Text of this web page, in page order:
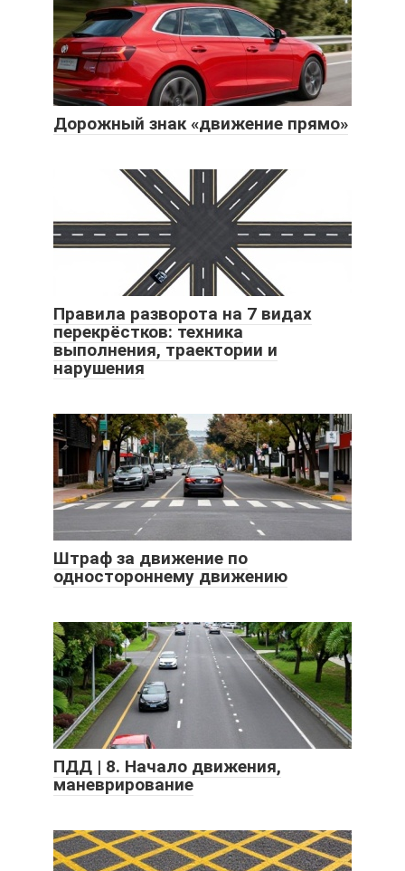
Дорожный знак «движение прямо»
Правила разворота на 7 видах
перекрёстков: техника
выполнения, траектории и
нарушения
Штраф за движение по
одностороннему движению
ПДД | 8. Начало движения,
маневрирование